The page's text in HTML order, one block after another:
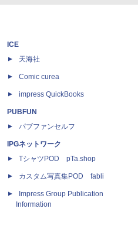
ICE
天海社
Comic curea
impress QuickBooks
PUBFUN
パブファンセルフ
IPGネットワーク
TシャツPOD pTa.shop
カスタム写真集POD fabli
Impress Group Publication
Information